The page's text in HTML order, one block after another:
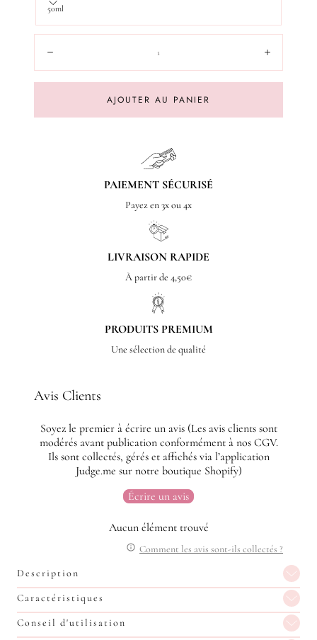
50ml
AJOUTER AU PANIER
PAIEMENT SÉCURISÉ
Payez en 3x ou 4x
LIVRAISON RAPIDE
À partir de 4,50€
PRODUITS PREMIUM
Une sélection de qualité
Avis Clients
Soyez le premier à écrire un avis (Les avis clients sont
modérés avant publication conformément à nos CGV.
Ils sont collectés, gérés et affichés via l’application
Judge.me sur notre boutique Shopify)
Écrire un avis
Aucun élément trouvé
Comment les avis sont-ils collectés ?
Description
Caractéristiques
Conseil d'utilisation